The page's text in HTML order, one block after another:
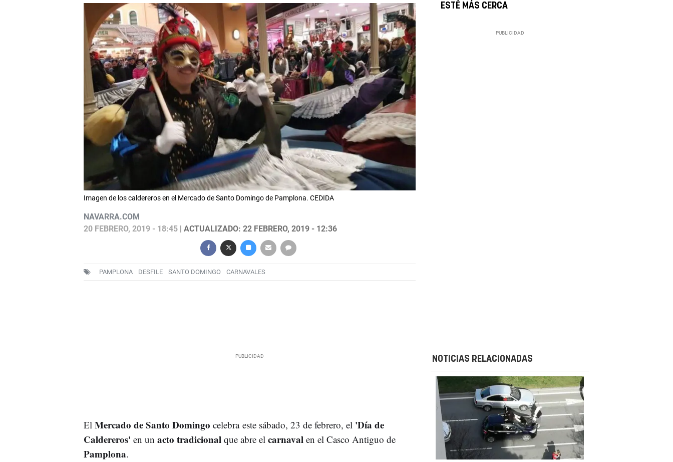
Imagen de los caldereros en el Mercado de Santo Domingo de Pamplona. CEDIDA
NAVARRA.COM
20 FEBRERO, 2019 - 18:45| ACTUALIZADO: 22 FEBRERO, 2019 - 12:36
PAMPLONA DESFILE SANTO DOMINGO CARNAVALES
ESTÉ MÁS CERCA
El Mercado de Santo Domingo celebra este sábado, 23 de febrero, el'Día de
Caldereros' en un acto tradicional que abre el carnaval en el Casco Antiguo de
Pamplona.
NOTICIAS RELACIONADAS